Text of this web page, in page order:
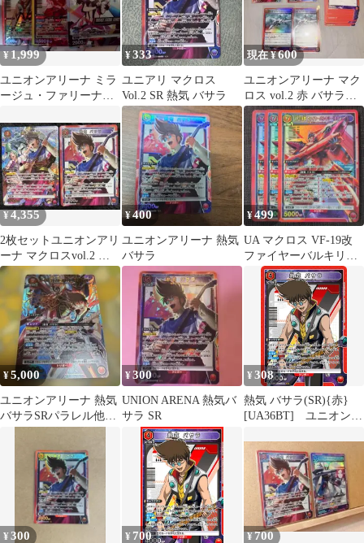
¥ 1,999
ユニオンアリーナ ミラ
ージュ・ファリーナ・
ル バサラ付き
¥333
ユニアリ マクロス
Vol.2 SR 熱気 バサラ
現在 ¥600
ユニオンアリーナ マク
ロス vol.2 赤 バサラ
Ｃ.U.Ｒ.SR まとめ売り
¥4,355
2枚セットユニオンアリ
ーナ マクロスvol.2 熱
気バサラ SR☆ パラレ
¥400
ユニオンアリーナ 熱気
バサラ
¥499
UA マクロス VF-19改
ファイヤーバルキリー
（熱気バサラ） SR 3枚
¥5,000
ユニオンアリーナ 熱気
バサラSRパラレル他
¥300
UNION ARENA 熱気バ
サラ SR
¥308
熱気 バサラ(SR){赤}
[UA36BT] ユニオンア
¥300 ¥ 700 ¥700